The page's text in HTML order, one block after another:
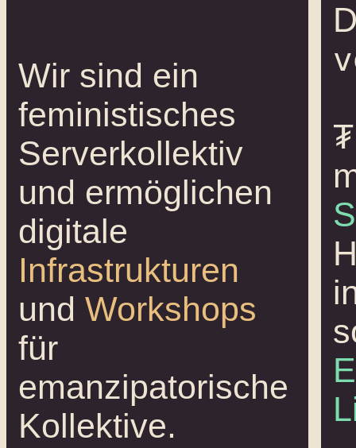
Wir sind ein
feministisches
Serverkollektiv
und ermöglichen
digitale
Infrastrukturen
und Workshops
für
emanzipatorische
Kollektive.